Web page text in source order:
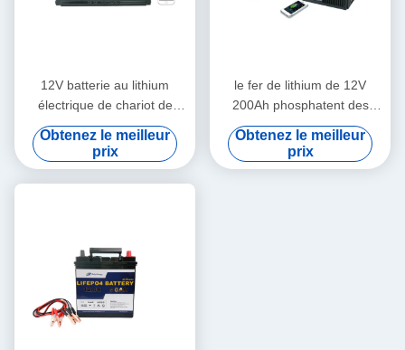
12V batterie au lithium
électrique de chariot de
poussée de golf d'heure de
150 ampères pour le bateau
de réfugié
Obtenez le meilleur
prix
le fer de lithium de 12V
200Ah phosphatent des
batteries de chariot à golf de
lithium de batterie de rv
Obtenez le meilleur
prix